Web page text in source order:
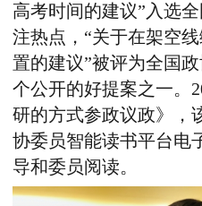
高考时间的建议”入选
注热点，“关于在架空
置的建议”被评为全国
个公开的好提案之一。
研的方式参政议政》，
协委员智能读书平台电
导和委员阅读。